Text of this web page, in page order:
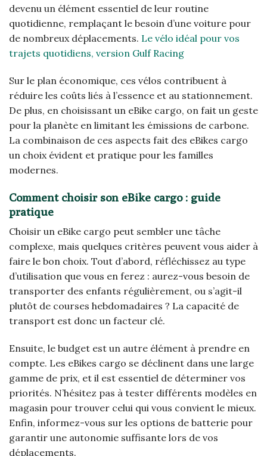
devenu un élément essentiel de leur routine
quotidienne, remplaçant le besoin d’une voiture pour
de nombreux déplacements. Le vélo idéal pour vos
trajets quotidiens, version Gulf Racing
Sur le plan économique, ces vélos contribuent à
réduire les coûts liés à l’essence et au stationnement.
De plus, en choisissant un eBike cargo, on fait un geste
pour la planète en limitant les émissions de carbone.
La combinaison de ces aspects fait des eBikes cargo
un choix évident et pratique pour les familles
modernes.
Comment choisir son eBike cargo : guide
pratique
Choisir un eBike cargo peut sembler une tâche
complexe, mais quelques critères peuvent vous aider à
faire le bon choix. Tout d’abord, réfléchissez au type
d’utilisation que vous en ferez : aurez-vous besoin de
transporter des enfants régulièrement, ou s’agit-il
plutôt de courses hebdomadaires ? La capacité de
transport est donc un facteur clé.
Ensuite, le budget est un autre élément à prendre en
compte. Les eBikes cargo se déclinent dans une large
gamme de prix, et il est essentiel de déterminer vos
priorités. N’hésitez pas à tester différents modèles en
magasin pour trouver celui qui vous convient le mieux.
Enfin, informez-vous sur les options de batterie pour
garantir une autonomie suffisante lors de vos
déplacements.